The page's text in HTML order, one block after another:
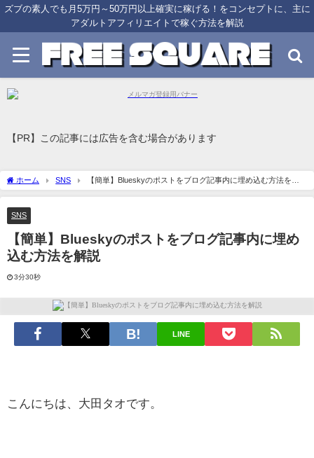
ズブの素人でも月5万円～50万円以上確実に稼げる！をコンセプトに、主に
アダルトアフィリエイトで稼ぐ方法を解説
【PR】この記事には広告を含む場合があります
ホーム SNS
【簡単】Blueskyのポストをブログ記事内に埋め込む方法を解
説
SNS
【簡単】Blueskyのポストをブログ記事内に埋め
込む方法を解説
3分30秒
LINE
こんにちは、大田タオです。